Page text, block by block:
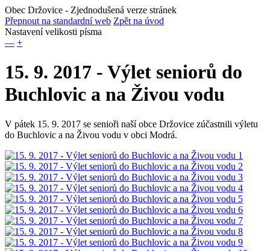
Obec Držovice - Zjednodušená verze stránek
Přepnout na standardní web Zpět na úvod
Nastavení velikosti písma
— +
15. 9. 2017 - Výlet seniorů do
Buchlovic a na Živou vodu
V pátek 15. 9. 2017 se senioři naší obce Držovice zúčastnili výletu
do Buchlovic a na Živou vodu v obci Modrá.